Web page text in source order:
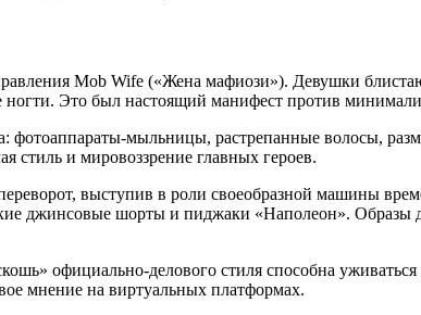
Mob Wife («Жена мафиози»). Девушки
Это был настоящий манифест против
фотоаппараты-мыльницы, растрепанные волосы,
стиль и мировоззрение главных героев.
выступив в роли своеобразной машины
джинсовые шорты и пиджаки «Наполеон».
официально-делового стиля способна
мнение на виртуальных платформах.